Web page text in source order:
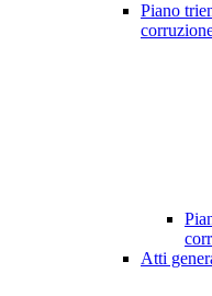
Piano
Atti